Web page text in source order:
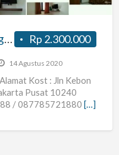
Rp 2.300.000
Sewa Kost Kebon Kacang ,Jakarta Pusat,Sarinah, Plaza OUB, Tanah Abang Jakarta
14 Agustus 2020
Kost : Jln Kebon
Pusat 10240
/ 087785721880 […]